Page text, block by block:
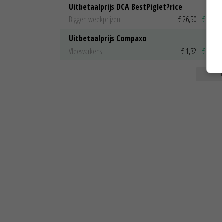
Uitbetaalprijs DCA BestPigletPrice
Biggen weekprijzen
€ 26,50 € 0,50
Uitbetaalprijs Compaxo
Vleesvarkens
€ 1,32 € 0,10